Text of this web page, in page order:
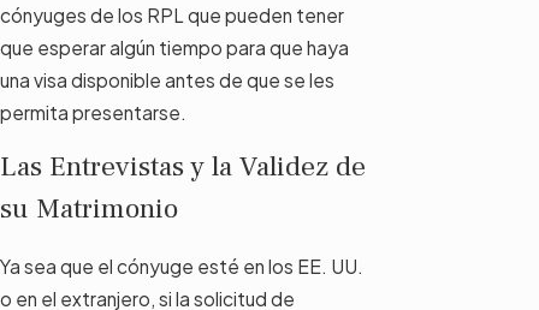
cónyuges de los RPL que pueden tener
que esperar algún tiempo para que haya
una visa disponible antes de que se les
permita presentarse.
Las Entrevistas y la Validez de
su Matrimonio
Ya sea que el cónyuge esté en los EE. UU.
o en el extranjero, si la solicitud de